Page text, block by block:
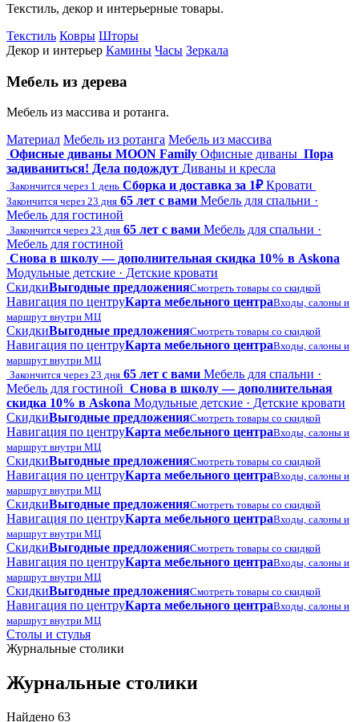
Текстиль, декор и интерьерные товары.
Текстиль Ковры Шторы
Декор и интерьер Камины Часы Зеркала
Мебель из дерева
Мебель из массива и ротанга.
Материал Мебель из ротанга Мебель из массива
Офисные диваны MOON Family Офисные диваны Пора
задиваниться! Дела подождут Диваны и кресла
Закончится через 1 день Сборка и доставка за 1₽ Кровати
Закончится через 23 дня 65 лет с вами Мебель для спальни ·
Мебель для гостиной
Закончится через 23 дня 65 лет с вами Мебель для спальни ·
Мебель для гостиной
Снова в школу — дополнительная скидка 10% в Askona
Модульные детские · Детские кровати
СкидкиВыгодные предложенияСмотреть товары со скидкой
Навигация по центруКарта мебельного центраВходы, салоны и
маршрут внутри МЦ
СкидкиВыгодные предложенияСмотреть товары со скидкой
Навигация по центруКарта мебельного центраВходы, салоны и
маршрут внутри МЦ
Закончится через 23 дня 65 лет с вами Мебель для спальни ·
Мебель для гостиной Снова в школу — дополнительная
скидка 10% в Askona Модульные детские · Детские кровати
СкидкиВыгодные предложенияСмотреть товары со скидкой
Навигация по центруКарта мебельного центраВходы, салоны и
маршрут внутри МЦ
СкидкиВыгодные предложенияСмотреть товары со скидкой
Навигация по центруКарта мебельного центраВходы, салоны и
маршрут внутри МЦ
СкидкиВыгодные предложенияСмотреть товары со скидкой
Навигация по центруКарта мебельного центраВходы, салоны и
маршрут внутри МЦ
СкидкиВыгодные предложенияСмотреть товары со скидкой
Навигация по центруКарта мебельного центраВходы, салоны и
маршрут внутри МЦ
СкидкиВыгодные предложенияСмотреть товары со скидкой
Навигация по центруКарта мебельного центраВходы, салоны и
маршрут внутри МЦ
Столы и стулья
Журнальные столики
Журнальные столики
Найдено 63